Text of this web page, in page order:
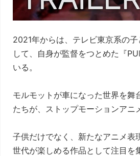
2021年からは、テレビ東京系の
して、自身が監督をつとめた『
いる。
モルモットが車になった世界を
たちが、ストップモーションアニ
子供だけでなく、新たなアニメ表
世代が楽しめる作品として注目を